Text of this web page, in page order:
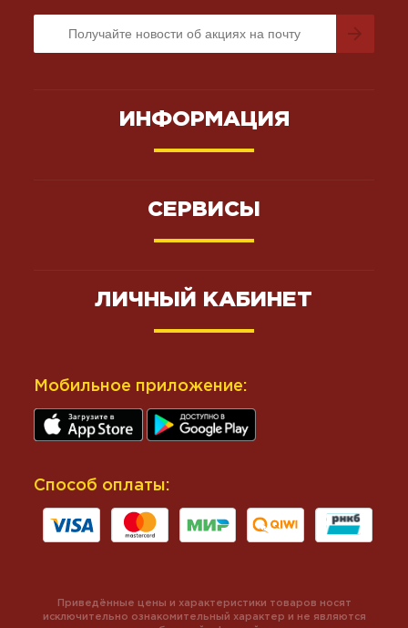
ИНФОРМАЦИЯ
СЕРВИСЫ
ЛИЧНЫЙ КАБИНЕТ
Мобильное приложение:
Способ оплаты:
Приведённые цены и характеристики товаров носят
исключительно ознакомительный характер и не являются